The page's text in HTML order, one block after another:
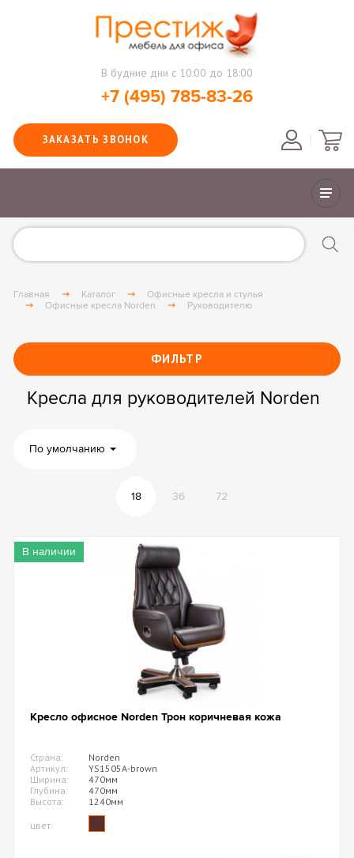
В будние дни с 10:00 до 18:00
+7 (495) 785-83-26
ЗАКАЗАТЬ ЗВОНОК
Главная Каталог
Офисные кресла и стулья
Офисные кресла Norden
Руководителю
ФИЛЬТР
Кресла для руководителей Norden
По умолчанию
18 36 72
В наличии
Кресло офисное Norden Трон коричневая кожа
Страна:
Norden
Артикул:
YS1505A-brown
Ширина:
470мм
Глубина:
470мм
Высота:
1240мм
цвет: